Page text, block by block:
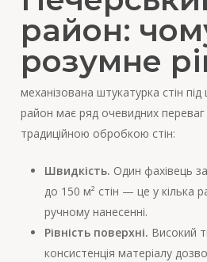
район:
розумне
механізована штукатурка стін
район має ряд очевидних переваг
традиційною обробкою стін:
Швидкість. Один фахівець
до 150 м² стін — це у кілька
ручному нанесенні.
Рівність поверхні. Високий
консистенція матеріалу